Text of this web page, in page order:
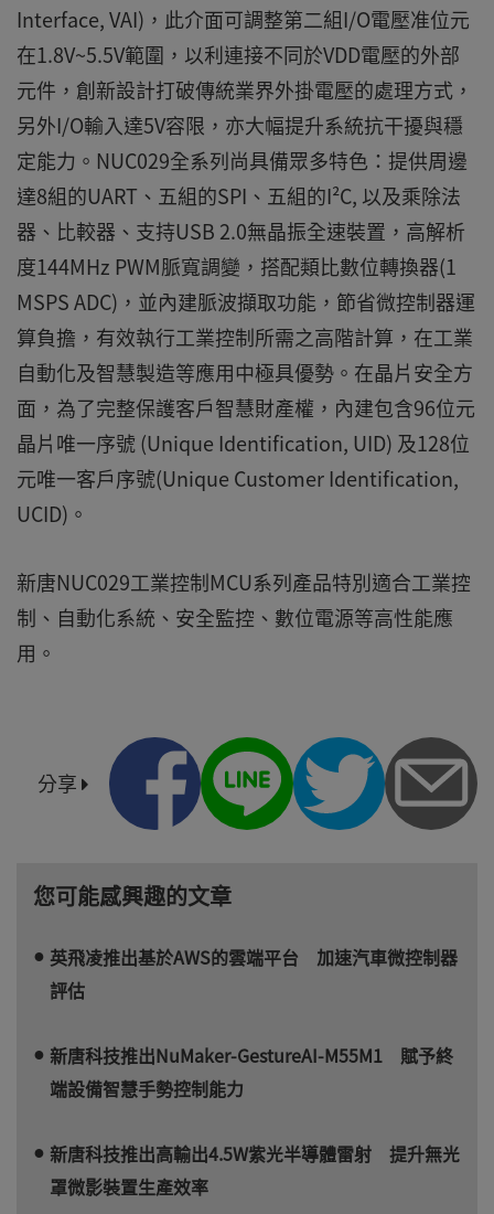
Interface, VAI)，此介面可調整第二組I/O電壓准位元
在1.8V~5.5V範圍，以利連接不同於VDD電壓的外部
元件，創新設計打破傳統業界外掛電壓的處理方式，
另外I/O輸入達5V容限，亦大幅提升系統抗干擾與穩
定能力。NUC029全系列尚具備眾多特色：提供周邊
達8組的UART、五組的SPI、五組的I²C, 以及乘除法
器、比較器、支持USB 2.0無晶振全速裝置，高解析
度144MHz PWM脈寬調變，搭配類比數位轉換器(1
MSPS ADC)，並內建脈波擷取功能，節省微控制器運
算負擔，有效執行工業控制所需之高階計算，在工業
自動化及智慧製造等應用中極具優勢。在晶片安全方
面，為了完整保護客戶智慧財產權，內建包含96位元
晶片唯一序號 (Unique Identification, UID) 及128位
元唯一客戶序號(Unique Customer Identification,
UCID)。
新唐NUC029工業控制MCU系列產品特別適合工業控
制、自動化系統、安全監控、數位電源等高性能應
用。
分享
您可能感興趣的文章
英飛凌推出基於AWS的雲端平台 加速汽車微控制器
評估
新唐科技推出NuMaker-GestureAI-M55M1 賦予終
端設備智慧手勢控制能力
新唐科技推出高輸出4.5W紫光半導體雷射 提升無光
罩微影裝置生產效率